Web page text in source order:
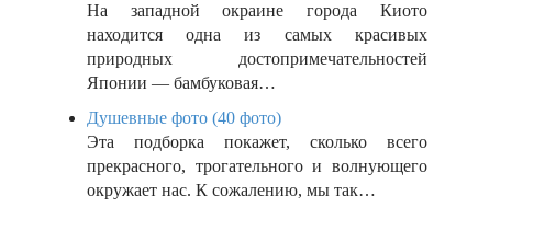
На западной окраине города Киото
находится одна из самых красивых
природных достопримечательностей
Японии — бамбуковая…
Душевные фото (40 фото)
Эта подборка покажет, сколько всего
прекрасного, трогательного и волнующего
окружает нас. К сожалению, мы так…